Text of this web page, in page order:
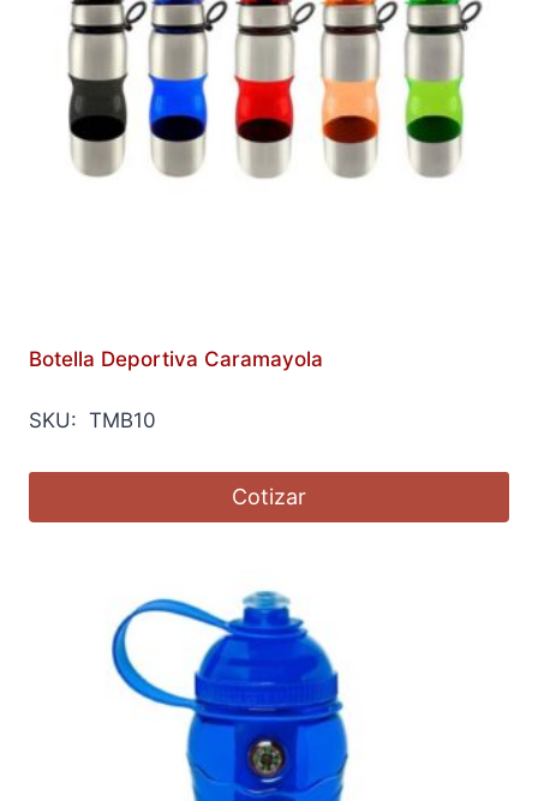
Botella Deportiva Caramayola
SKU: TMB10
Cotizar